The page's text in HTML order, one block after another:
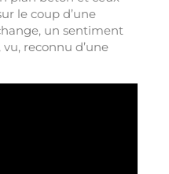
le coup d’une
un sentiment
reconnu d’une